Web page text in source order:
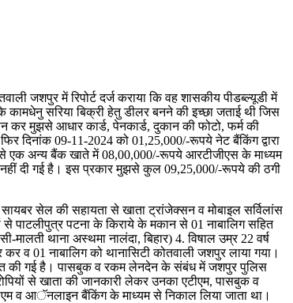
जशपुर में रिपोर्ट दर्ज कराया कि वह शासकीय पीडब्ल्यूडी में
सरिया बिक्री हेतु डीलर बनने की इच्छा जताई थी जिस
कर मुझसे आधार कार्ड, पेनकार्ड, दुकान की फोटो, फर्म की
दिनांक 09-11-2024 को 01,25,000/-रूपये नेट बैंकिंग द्वारा
एक अन्य बैंक खाते में 08,00,000/-रूपये आरटीजीएस के माध्यम
नहीं दी गई है। इस प्रकार मुझसे कुल 09,25,000/-रूपये की ठगी
सायबर सेल की सहायता से खाता ट्रांजेक्सन व मोबाइल सर्विलांस
से पाटलीपुत्र पटना के किराये के मकान से 01 नाबालिग सहित
मालती थाना अस्थमा नालंदा, बिहार) 4. विषाल उम्र 22 वर्ष
व 01 नाबालिग को थानासिटी कोतवाली जशपुर लाया गया।
जप्त की गई है। पासबुक व रकम लेनदेन के संबंध में जशपुर पुलिस
से खाता की जानकारी लेकर उनका एटीएम, पासबुक व
व आॅनलाइन बैंकिंग के माध्यम से निकाल लिया जाता था।